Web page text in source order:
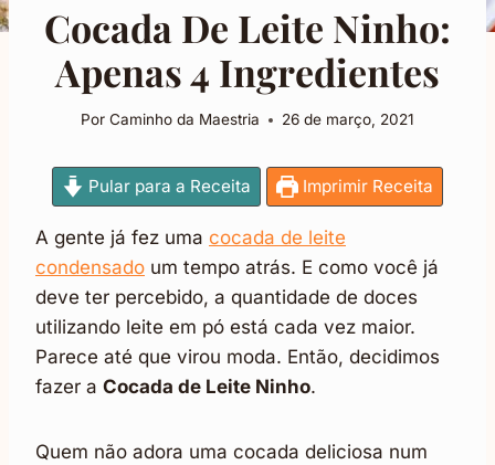
Cocada De Leite Ninho:
Apenas 4 Ingredientes
Por Caminho da Maestria 26 de março, 2021
Pular para a Receita Imprimir Receita
A gente já fez uma cocada de leite
condensado um tempo atrás. E como você já
deve ter percebido, a quantidade de doces
utilizando leite em pó está cada vez maior.
Parece até que virou moda. Então, decidimos
fazer a Cocada de Leite Ninho.
Quem não adora uma cocada deliciosa num